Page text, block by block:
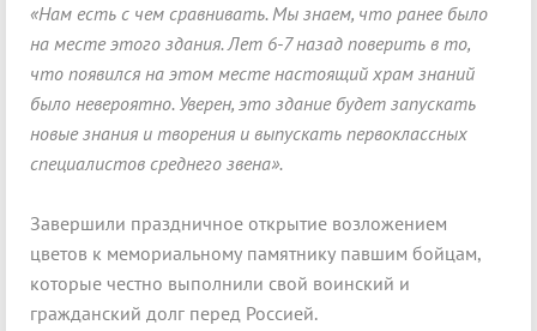
«Нам есть с чем сравнивать. Мы знаем, что ранее было
на месте этого здания. Лет 6-7 назад поверить в то,
что появился на этом месте настоящий храм знаний
было невероятно. Уверен, это здание будет запускать
новые знания и творения и выпускать первоклассных
специалистов среднего звена».
Завершили праздничное открытие возложением
цветов к мемориальному памятнику павшим бойцам,
которые честно выполнили свой воинский и
гражданский долг перед Россией.